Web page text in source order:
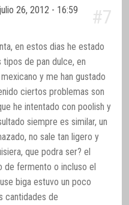
julio 26, 2012 - 16:59 #7
en estos dias he estado
de pan dulce, en
y me han gustado
ciertos problemas son
he intentado con poolish y
siempre es similar, un
no sale tan ligero y
que podra ser? el
de fermento o incluso el
biga estuvo un poco
cantidades de